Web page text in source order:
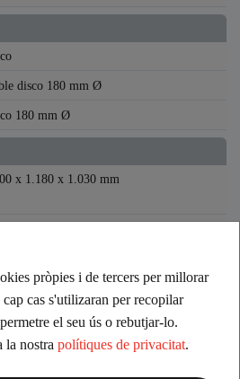
disco 180 mm Ø
180 mm Ø
x 1.180 x 1.030 mm
– 10”
10 - 10"
pròpies i de tercers per millorar
cas s'utilizaran per recopilar
el seu ús o rebutjar-lo.
la nostra polítiques de privacitat.